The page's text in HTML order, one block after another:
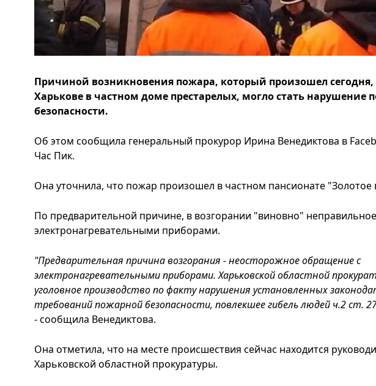
Причиной возникновения пожара, который произошел сегодня,
Харькове в частном доме престарелых, могло стать нарушение
безопасности.
Об этом сообщила генеральный прокурор Ирина Венедиктова в
Час Пик.
Она уточнила, что пожар произошел в частном пансионате "Золотое
По предварительной причине, в возгорании "виновно"
электронагревательными приборами.
"Предварительная причина возгорания - неосторожное обращение с
электронагревательными приборами. Харьковской областной
уголовное производство по факту нарушения установленных
требований пожарной безопасности, повлекшее гибель людей ч.2 ст.
- сообщила Венедиктова.
Она отметила, что на месте происшествия сейчас находится
Харьковской областной прокуратуры.